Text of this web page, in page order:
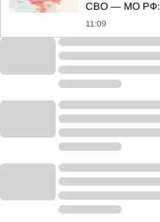
СВО — МО РФ:
11:09